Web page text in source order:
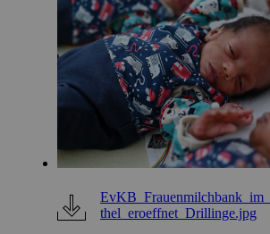
thel_eroeffnet_Drillinge.jpg